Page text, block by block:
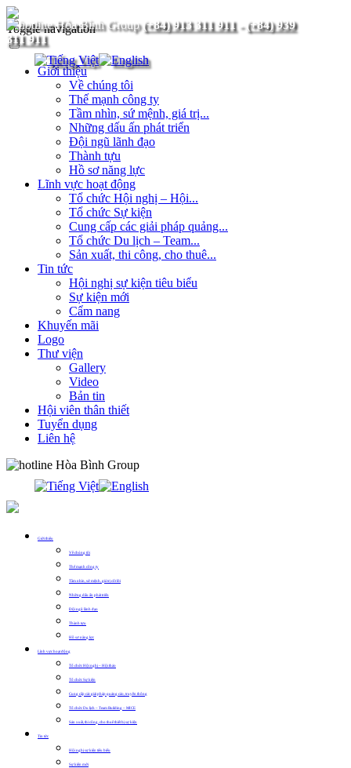
(+84) 913 311 911- (+84) 939
311 911
Toggle navigation
Giới thiệu
Về chúng tôi
Thế mạnh công ty
Tầm nhìn, sứ mệnh, giá trị...
Những dấu ấn phát triển
Đội ngũ lãnh đạo
Thành tựu
Hồ sơ năng lực
Lĩnh vực hoạt động
Tổ chức Hội nghị – Hội...
Tổ chức Sự kiện
Cung cấp các giải pháp quảng...
Tổ chức Du lịch – Team...
Sản xuất, thi công, cho thuê...
Tin tức
Hội nghị sự kiện tiêu biểu
Sự kiện mới
Cẩm nang
Khuyến mãi
Logo
Thư viện
Gallery
Video
Bản tin
Hội viên thân thiết
Tuyển dụng
Liên hệ
Giới thiệu
Về chúng tôi
Thế mạnh công ty
Tầm nhìn, sứ mệnh, giá trị cốt lõi
Những dấu ấn phát triển
Đội ngũ lãnh đạo
Thành tựu
Hồ sơ năng lực
Lĩnh vực hoạt động
Tổ chức Hội nghị – Hội thảo
Tổ chức Sự kiện
Cung cấp các giải pháp quảng cáo, truyền thông
Tổ chức Du lịch – Team Building – MICE
Sản xuất, thi công, cho thuê thiết bị sự kiện
Tin tức
Hội nghị sự kiện tiêu biểu
Sự kiện mới